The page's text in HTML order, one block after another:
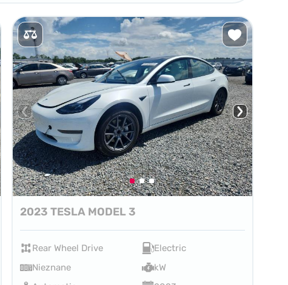
2023 TESLA MODEL 3
Rear Wheel Drive
Electric
Nieznane
kW